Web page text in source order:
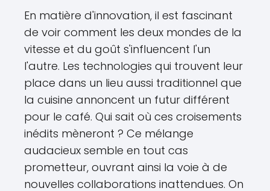
En matière d'innovation, il est fascinant
de voir comment les deux mondes de la
vitesse et du goût s'influencent l'un
l'autre. Les technologies qui trouvent leur
place dans un lieu aussi traditionnel que
la cuisine annoncent un futur différent
pour le café. Qui sait où ces croisements
inédits mèneront ? Ce mélange
audacieux semble en tout cas
prometteur, ouvrant ainsi la voie à de
nouvelles collaborations inattendues. On